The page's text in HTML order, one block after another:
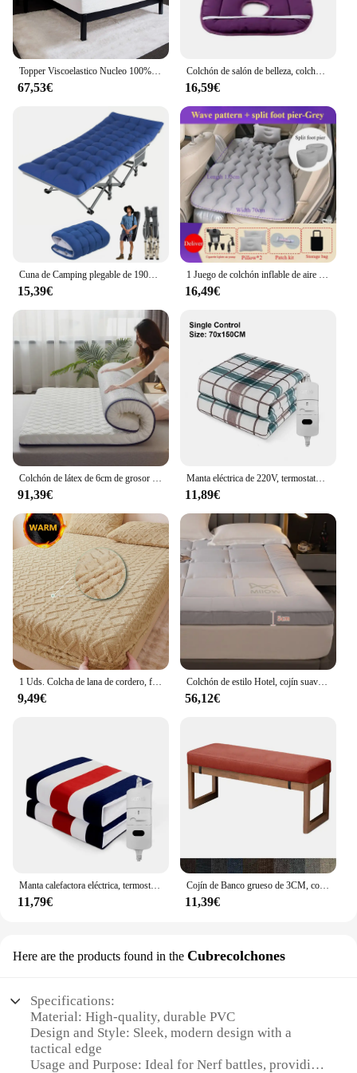
Topper Viscoelastico Nucleo 100% Viscoelastica Fabricado en España Alivia Tensiones Musculares Sobrecolchon Desenfundable y Lavable Transpirable y Antiacaros
67,53€
Colchón de salón de belleza, colchoneta gruesa, cojín de cama, colchón antideslizante, colchoneta de cama para salón de belleza de hospital, almohadilla de cama de masaje con agujero
16,59€
Cuna de Camping plegable de 190x71cm para adultos, cuna portátil con colchón, cama de cuna resistente al aire libre para campamento con bolsa de transporte
15,39€
1 Juego de colchón inflable de aire para coche, cama de viaje de 135x70cm, asiento trasero de coche, colchón para maletero, cama de aire, estera de camping, cama enrollable para coche
16,49€
Colchón de látex de 6cm de grosor para el hogar, dormitorio de estudiantes, cama individual suave
91,39€
Manta eléctrica de 220V, termostato automático más grueso, manta calefactora eléctrica, calentador corporal, colchón térmico para habitación, manta calefactable
11,89€
1 Uds. Colcha de lana de cordero, funda de colchón suave y cómoda, ropa de cama, colcha a prueba de polvo, protector de colchón cálido para otoño e invierno
9,49€
Colchón de estilo Hotel, cojín suave para el hogar, dormitorio, Tatami, colchón grueso, almohadilla para dormir, colchón individual doble, Vrzone, 1 ud.
56,12€
Manta calefactora eléctrica, termostato automático, calentador de doble cuerpo, colchón de cama, enchufe europeo, alfombras eléctricas calentadas de 220V
11,79€
Cojín de Banco grueso de 3CM, colchón largo, tamaño personalizado, almohadilla de asiento de sofá, almohadillas decorativas de ventana de Bahía de silla de jardín, almohada de columpios
11,39€
Here are the products found in the Cubrecolchones
Specifications:
Material: High-quality, durable PVC
Design and Style: Sleek, modern design with a
tactical edge
Usage and Purpose: Ideal for Nerf battles, providing